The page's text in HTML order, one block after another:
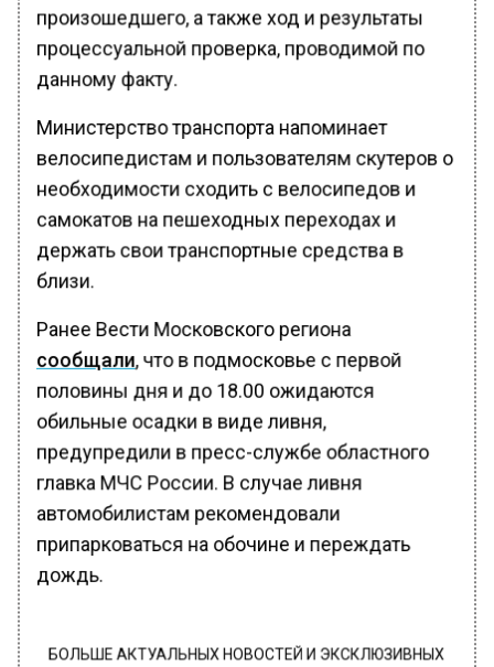
произошедшего, а также ход и результаты
процессуальной проверка, проводимой по
данному факту.
Министерство транспорта напоминает
велосипедистам и пользователям скутеров о
необходимости сходить с велосипедов и
самокатов на пешеходных переходах и
держать свои транспортные средства в
близи.
Ранее Вести Московского региона
сообщали, что в подмосковье с первой
половины дня и до 18.00 ожидаются
обильные осадки в виде ливня,
предупредили в пресс-службе областного
главка МЧС России. В случае ливня
автомобилистам рекомендовали
припарковаться на обочине и переждать
дождь.
БОЛЬШЕ АКТУАЛЬНЫХ НОВОСТЕЙ И ЭКСКЛЮЗИВНЫХ